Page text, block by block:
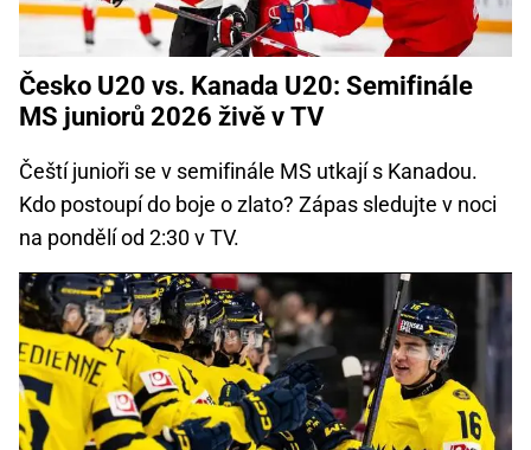
Česko U20 vs. Kanada U20: Semifinále
MS juniorů 2026 živě v TV
Čeští junioři se v semifinále MS utkají s Kanadou.
Kdo postoupí do boje o zlato? Zápas sledujte v noci
na pondělí od 2:30 v TV.